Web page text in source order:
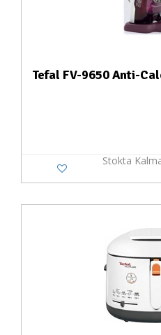
Tefal FV-9650 Anti-
Stokta